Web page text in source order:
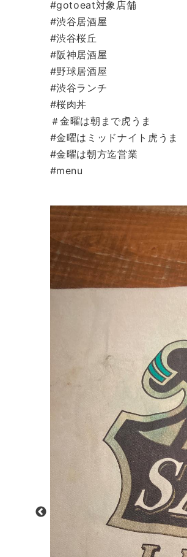
#gotoeat対象店舗
#渋谷居酒屋
#渋谷桜丘
#阪神居酒屋
#野球居酒屋
#渋谷ランチ
#桜肉丼
＃金曜は朝まで虎うま
#金曜はミッドナイト虎うま
#金曜は朝方迄営業
#menu